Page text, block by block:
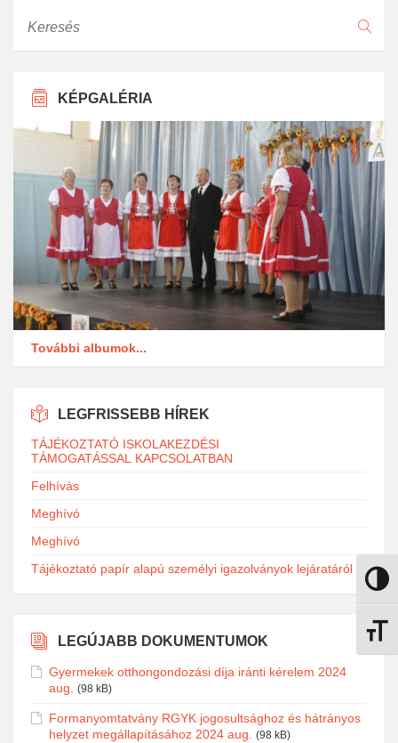
Nagy
KÉPGALÉRIA
További albumok...
LEGFRISSEBB HÍREK
TÁJÉKOZTATÓ ISKOLAKEZDÉSI
TÁMOGATÁSSAL KAPCSOLATBAN
Felhívás
Meghívó
Meghívó
Tájékoztató papír alapú személyi igazolványok lejáratáról
LEGÚJABB DOKUMENTUMOK
Gyermekek otthongondozási díja iránti kérelem 2024
aug.
(98 kB)
Formanyomtatvány RGYK jogosultsághoz és hátrányos
helyzet megállapításához 2024 aug.
(98 kB)